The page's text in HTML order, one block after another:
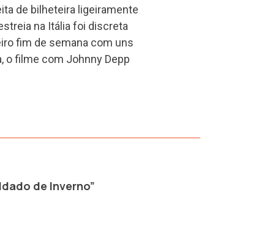
de bilheteira ligeiramente
na Itália foi discreta
fim de semana com uns
o filme com Johnny Depp
de Inverno”